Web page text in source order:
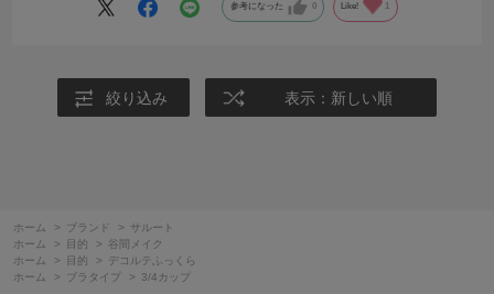
参考になった 0 Like! 1
絞り込み 表示：新しい順
ホーム > ブランド >
サルート
ホーム
> 目的 >
谷間メイク
ホーム
> 目的 >
デコルテふっくら
ホーム
> ブラタイプ > 3/4カップ